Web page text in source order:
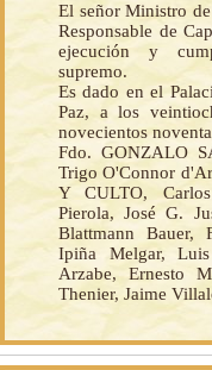
El señor Ministro
Responsable de
ejecución y
supremo.
Es dado en el
Paz, a los
novecientos
Fdo. GONZALO
Trigo O'Connor
Y CULTO,
Pierola, José G.
Blattmann Bauer,
Ipiña Melgar,
Arzabe, Ernesto
Thenier, Jaime